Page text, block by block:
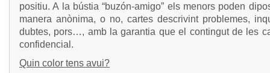
positiu. A la bústia “buzón-amigo” els menors poden
manera anònima, o no, cartes descrivint problemes,
dubtes, pors…, amb la garantia que el contingut de les
confidencial.
Quin color tens avui?